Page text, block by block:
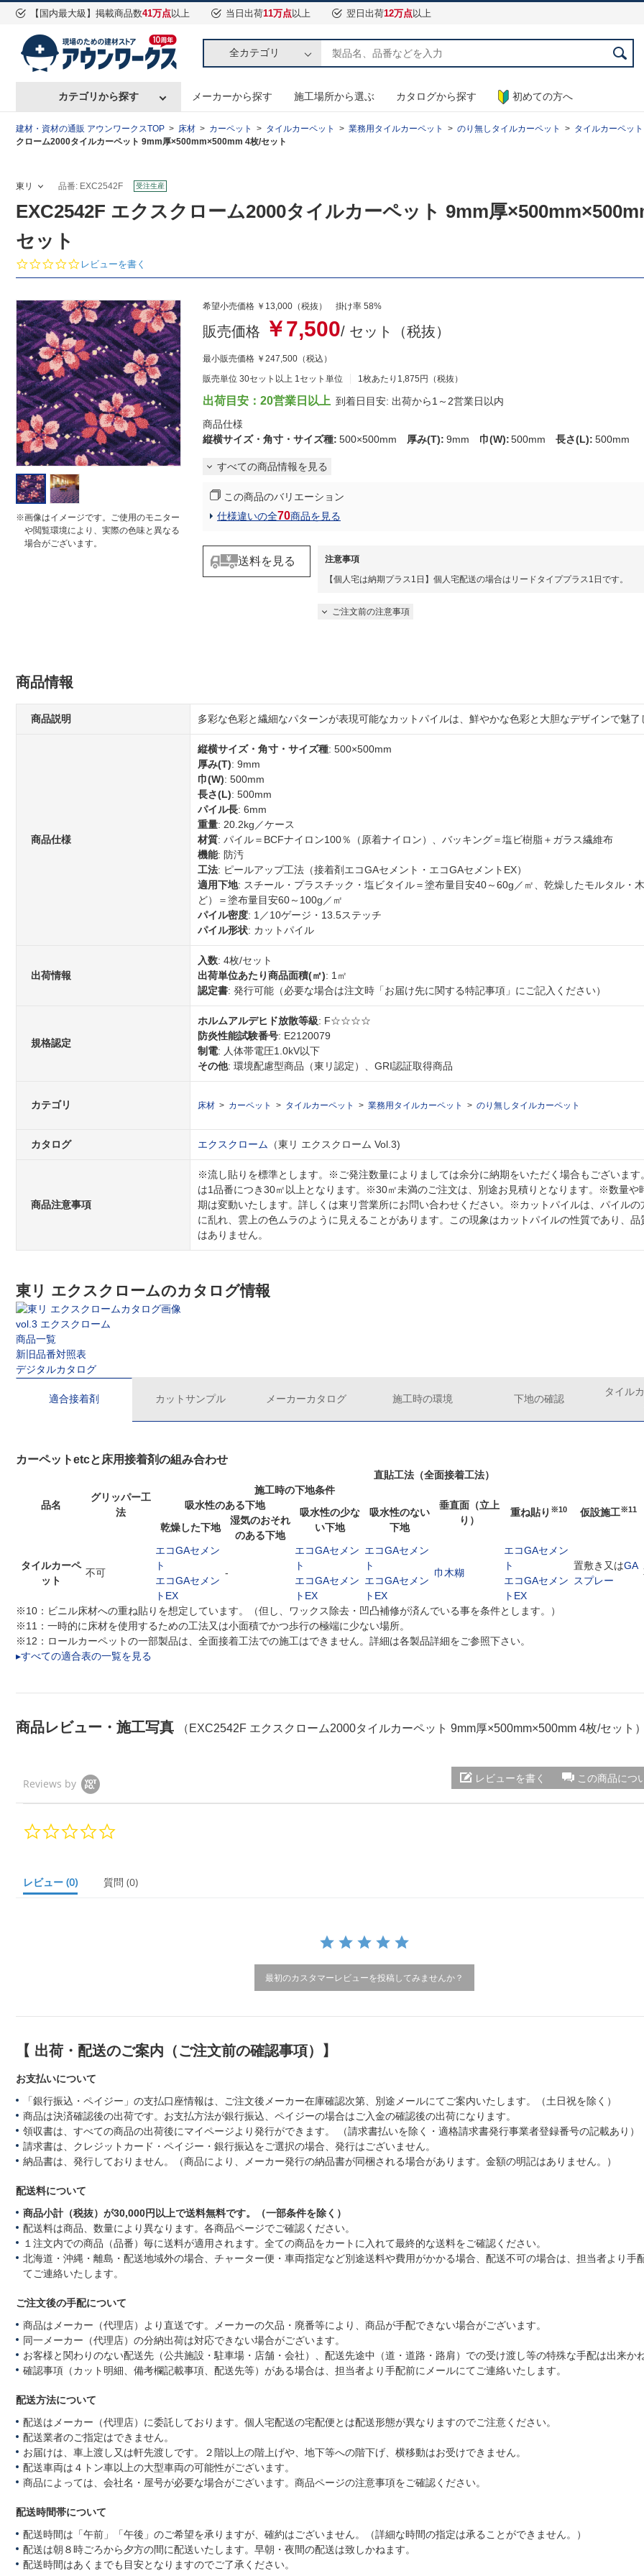
【国内最大級】掲載商品数41万点以上 当日出荷11万点以上 翌日出荷12万点以上
全カテゴリ
カテゴリから探す メーカーから探す 施工場所から選ぶ カタログから探す 初めての方へ
建材・資材の通販 アウンワークスTOP 床材 カーペット タイルカーペット 業務用タイルカーペット のり無しタイルカーペット タイルカーペッ
クローム2000タイルカーペット 9mm厚×500mm×500mm 4枚/セット
東リ 品番: EXC2542F 受注生産
EXC2542F エクスクローム2000タイルカーペット 9mm厚
セット
0.
0
t
a
r
r
a
t
i
n
g
レビューを書く
※画像はイメージです。ご使用のモニター
や閲覧環境により、実際の色味と異なる
場合がございます。
希望小売価格 ￥13,000（税抜） 掛け率 58%
販売価格 ￥7,500/ セット（税抜）
最小販売価格 ￥247,500 （税込）
販売単位 30セット以上 1セット単位
1枚あたり1,875円（税抜）
出荷目安：20営業日以上 到着日目安: 出荷から1～2営業日以内
商品仕様
縦横サイズ・角寸・サイズ種: 500×500mm 厚み(T): 9mm 巾(W): 500mm長さ(L): 500mm
すべての商品情報を見る
この商品のバリエーション
仕様違いの全70商品を見る
注意事項
【個人宅は納期プラス1日】個人宅配送の場合はリードタイププラス1日です。
ご注文前の注意事項
送料を見る
商品情報
商品説明 多彩な色彩と繊細なパターンが表現可能なカットパイルは、鮮やかな色彩と大胆なデザインで魅了
商品仕様
縦横サイズ・角寸・サイズ種: 500×500mm
厚み(T): 9mm
巾(W): 500mm
長さ(L): 500mm
パイル長: 6mm
重量: 20.2kg／ケース
材質: パイル＝BCFナイロン100％（原着ナイロン）、バッキング＝塩ビ樹脂＋ガラス繊維布
機能: 防汚
工法: ピールアップ工法（接着剤エコGAセメント・エコGAセメントEX）
適用下地: スチール・プラスチック・塩ビタイル＝塗布量目安40～60g／㎡、乾燥したモルタル・
ど）＝塗布量目安60～100g／㎡
パイル密度: 1／10ゲージ・13.5ステッチ
パイル形状: カットパイル
出荷情報
入数: 4枚/セット
出荷単位あたり商品面積(㎡): 1㎡
認定書: 発行可能（必要な場合は注文時「お届け先に関する特記事項」にご記入ください）
規格認定
ホルムアルデヒド放散等級: F☆☆☆☆
防炎性能試験番号: E2120079
制電: 人体帯電圧1.0kV以下
その他: 環境配慮型商品（東リ認定）、GRI認証取得商品
カテゴリ 床材 カーペット タイルカーペット 業務用タイルカーペット のり無しタイルカーペット
カタログ エクスクローム （東リ エクスクローム Vol.3)
商品注意事項
※流し貼りを標準とします。※ご発注数量によりましては余分に納期をいただく場合もございま
は1品番につき30㎡以上となります。※30㎡未満のご注文は、別途お見積りとなります。※数量や
期は変動いたします。詳しくは東リ営業所にお問い合わせください。※カットパイルは、パイルの
に乱れ、雲上の色ムラのように見えることがあります。この現象はカットパイルの性質であり、品
はありません。
東リ エクスクロームのカタログ情報
vol.3 エクスクローム
商品一覧
新旧品番対照表
デジタルカタログ
適合接着剤 カットサンプル メーカーカタログ 施工時の環境 下地の確認
タイル
カーペットetcと床用接着剤の組み合わせ
品名
グリッパー工
法
直貼工法（全面接着工法）
施工時の下地条件
垂直面（立上
り）
重ね貼り ※10 仮設施工※11
吸水性のある下地
吸水性の少な
い下地
吸水性のない
下地
乾燥した下地
湿気のおそれ
のある下地
タイルカーペ
ット
不可
エコGAセメン
ト
エコGAセメン
トEX
-
エコGAセメン
ト
エコGAセメン
トEX
エコGAセメン
ト
エコGAセメン
トEX
巾木糊
エコGAセメン
ト
エコGAセメン
トEX
置敷き又はGA
スプレー
※10：ビニル床材への重ね貼りを想定しています。（但し、ワックス除去・凹凸補修が済んでいる事を条件とします。）
※11：一時的に床材を使用するための工法又は小面積でかつ歩行の極端に少ない場所。
※12：ロールカーペットの一部製品は、全面接着工法での施工はできません。詳細は各製品詳細をご参照下さい。
▸すべての適合表の一覧を見る
商品レビュー・施工写真 （EXC2542F エクスクローム2000タイルカーペット 9mm厚×500mm×500mm 4枚/セット）
Reviews by この商品につ
レビューを書く
a
r
レビュー (0) 質問 (0)
最初のカスタマーレビューを投稿してみませんか？
【 出荷・配送のご案内（ご注文前の確認事項）】
お支払いについて
「銀行振込・ペイジー」の支払口座情報は、ご注文後メーカー在庫確認次第、別途メールにてご案内いたします。（土日祝を除く）
商品は決済確認後の出荷です。お支払方法が銀行振込、ペイジーの場合はご入金の確認後の出荷になります。
領収書は、すべての商品の出荷後にマイページより発行ができます。 （請求書払いを除く・適格請求書発行事業者登録番号の記載あり）
請求書は、クレジットカード・ペイジー・銀行振込をご選択の場合、発行はございません。
納品書は、発行しておりません。（商品により、メーカー発行の納品書が同梱される場合があります。金額の明記はありません。）
配送料について
商品小計（税抜）が30,000円以上で送料無料です。（一部条件を除く）
配送料は商品、数量により異なります。各商品ページでご確認ください。
１注文内での商品（品番）毎に送料が適用されます。全ての商品をカートに入れて最終的な送料をご確認ください。
北海道・沖縄・離島・配送地域外の場合、チャーター便・車両指定など別途送料や費用がかかる場合、配送不可の場合は、担当者より手
てご連絡いたします。
ご注文後の手配について
商品はメーカー（代理店）より直送です。メーカーの欠品・廃番等により、商品が手配できない場合がございます。
同一メーカー（代理店）の分納出荷は対応できない場合がございます。
お客様と関わりのない配送先（公共施設・駐車場・店舗・会社）、配送先途中（道・道路・路肩）での受け渡し等の特殊な手配は出来かね
確認事項（カット明細、備考欄記載事項、配送先等）がある場合は、担当者より手配前にメールにてご連絡いたします。
配送方法について
配送はメーカー（代理店）に委託しております。個人宅配送の宅配便とは配送形態が異なりますのでご注意ください。
配送業者のご指定はできません。
お届けは、車上渡し又は軒先渡しです。２階以上の階上げや、地下等への階下げ、横移動はお受けできません。
配送車両は４トン車以上の大型車両の可能性がございます。
商品によっては、会社名・屋号が必要な場合がございます。商品ページの注意事項をご確認ください。
配送時間帯について
配送時間は「午前」「午後」のご希望を承りますが、確約はございません。（詳細な時間の指定は承ることができません。）
配送は朝８時ごろから夕方の間に配送いたします。早朝・夜間の配送は致しかねます。
配送時間はあくまでも目安となりますのでご了承ください。